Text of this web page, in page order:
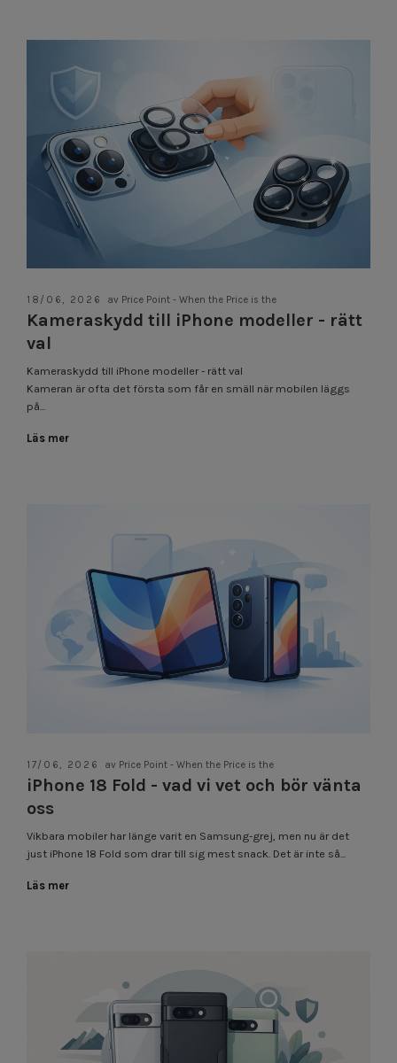
18/06, 2026 av Price Point - When the Price is the
Kameraskydd till iPhone modeller - rätt
val
Kameraskydd till iPhone modeller - rätt val
Kameran är ofta det första som får en smäll när mobilen läggs
på...
Läs mer
17/06, 2026 av Price Point - When the Price is the
iPhone 18 Fold - vad vi vet och bör vänta
oss
Vikbara mobiler har länge varit en Samsung-grej, men nu är det
just iPhone 18 Fold som drar till sig mest snack. Det är inte så...
Läs mer